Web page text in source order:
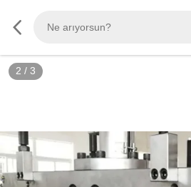
2 / 3